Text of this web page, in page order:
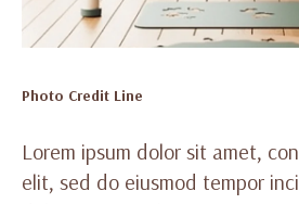
Photo Credit Line
Lorem ipsum dolor sit amet,
elit, sed do eiusmod tempor